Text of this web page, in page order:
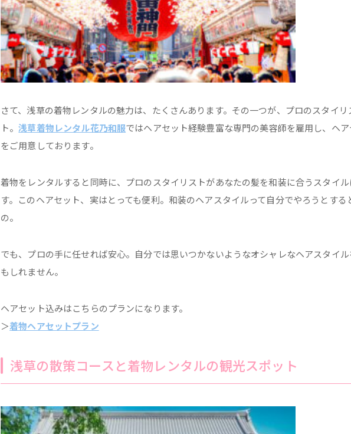
さて、浅草の着物レンタルの魅力は、たくさんあります。その一つが、プロのスタイ
ト。浅草着物レンタル花乃和服ではヘアセット経験豊富な専門の美容師を雇用し、ヘ
をご用意しております。
着物をレンタルすると同時に、プロのスタイリストがあなたの髪を和装に合うスタイ
す。このヘアセット、実はとっても便利。和装のヘアスタイルって自分でやろうとす
の。
でも、プロの手に任せれば安心。自分では思いつかないようなオシャレなヘアスタイ
もしれません。
ヘアセット込みはこちらのプランになります。
＞着物ヘアセットプラン
浅草の散策コースと着物レンタルの観光スポット